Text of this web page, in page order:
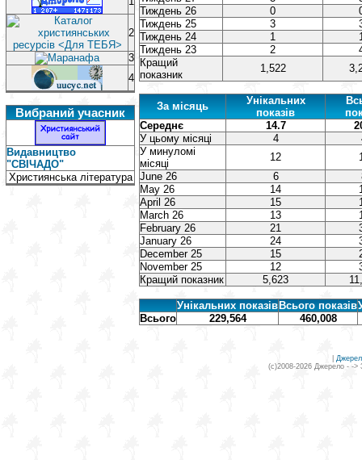
2
3
4
Вибраний учасник
Видавництво
"СВІЧАДО"
Християнська література
Тиждень 26
0
Тиждень 25
3
Тиждень 24
1
Тиждень 23
2
Кращий
показник
1,522
За місяць
Унікальних
показів
Середнє
14.7
У цьому місяці
4
У минуломі
місяці
12
June 26
6
May 26
14
April 26
15
March 26
13
February 26
21
January 26
24
December 25
15
November 25
12
Кращий показник
5,623
Унікальних показів Всього показів
Всього
229,564 460,008
(c)2008-2026 Джерело - ->